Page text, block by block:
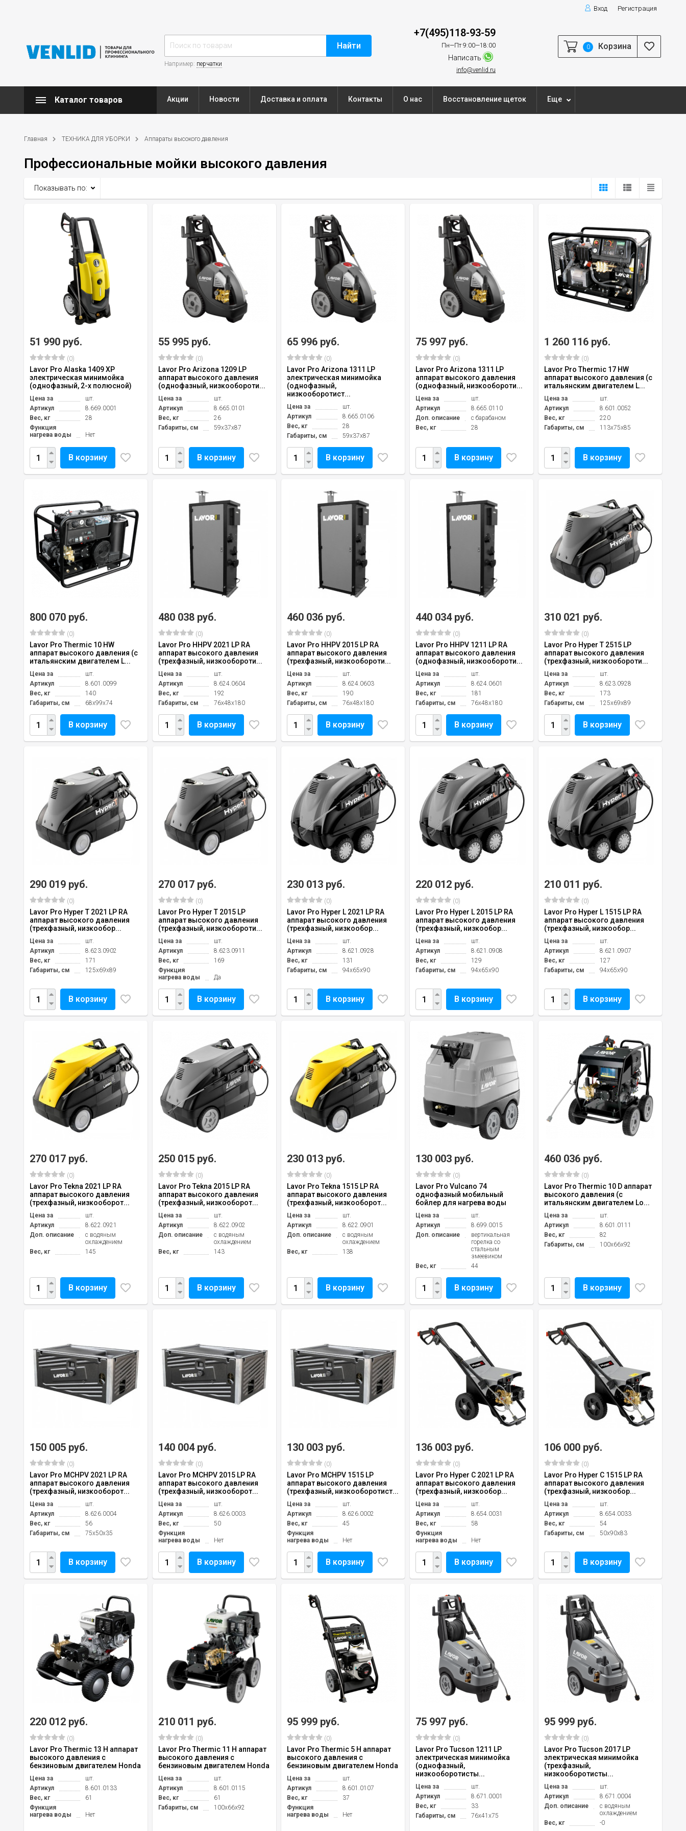
Вход Регистрация
Найти
Например: перчатки
+7(495)118-93-59
Пн—Пт 9:00—18:00
Написать
info@venlid.ru
0 Корзина
Каталог товаров Акции Новости Доставка и оплата Контакты О нас Восстановление щеток Еще
Главная ТЕХНИКА ДЛЯ УБОРКИ Аппараты высокого давления
Профессиональные мойки высокого давления
Показывать по:
51 990 руб.
(0)
Lavor Pro Alaska 1409 XP
электрическая минимойка
(однофазный, 2-х полюсной)
Цена за
шт.
Артикул
8.669.0001
Вес, кг
28
Функция
нагрева воды
Нет
В корзину
55 995 руб.
(0)
Lavor Pro Arizona 1209 LP
аппарат высокого давления
(однофазный, низкообороти...
Цена за
шт.
Артикул
8.665.0101
Вес, кг
26
Габариты, см
59x37x87
В корзину
65 996 руб.
(0)
Lavor Pro Arizona 1311 LP
электрическая минимойка
(однофазный,
низкооборотист...
Цена за
шт.
Артикул
8.665.0106
Вес, кг
28
Габариты, см
59x37x87
В корзину
75 997 руб.
(0)
Lavor Pro Arizona 1311 LP
аппарат высокого давления
(однофазный, низкообороти...
Цена за
шт.
Артикул
8.665.0110
Доп. описание
с барабаном
Вес, кг
28
В корзину
1 260 116 руб.
(0)
Lavor Pro Thermic 17 HW
аппарат высокого давления (с
итальянским двигателем L...
Цена за
шт.
Артикул
8.601.0052
Вес, кг
220
Габариты, см
113х75х85
В корзину
800 070 руб.
(0)
Lavor Pro Thermic 10 HW
аппарат высокого давления (с
итальянским двигателем L...
Цена за
шт.
Артикул
8.601.0099
Вес, кг
140
Габариты, см
68x99x74
В корзину
480 038 руб.
(0)
Lavor Pro HHPV 2021 LP RA
аппарат высокого давления
(трехфазный, низкообороти...
Цена за
шт.
Артикул
8.624.0604
Вес, кг
192
Габариты, см
76x48x180
В корзину
460 036 руб.
(0)
Lavor Pro HHPV 2015 LP RA
аппарат высокого давления
(трехфазный, низкообороти...
Цена за
шт.
Артикул
8.624.0603
Вес, кг
190
Габариты, см
76x48x180
В корзину
440 034 руб.
(0)
Lavor Pro HHPV 1211 LP RA
аппарат высокого давления
(однофазный, низкообороти...
Цена за
шт.
Артикул
8.624.0601
Вес, кг
181
Габариты, см
76x48x180
В корзину
310 021 руб.
(0)
Lavor Pro Hyper T 2515 LP
аппарат высокого давления
(трехфазный, низкообороти...
Цена за
шт.
Артикул
8.623.0928
Вес, кг
173
Габариты, см
125x69x89
В корзину
290 019 руб.
(0)
Lavor Pro Hyper T 2021 LP RA
аппарат высокого давления
(трехфазный, низкообор...
Цена за
шт.
Артикул
8.623.0902
Вес, кг
171
Габариты, см
125x69x89
В корзину
270 017 руб.
(0)
Lavor Pro Hyper T 2015 LP
аппарат высокого давления
(трехфазный, низкообороти...
Цена за
шт.
Артикул
8.623.0911
Вес, кг
169
Функция
нагрева воды
Да
В корзину
230 013 руб.
(0)
Lavor Pro Hyper L 2021 LP RA
аппарат высокого давления
(трехфазный, низкообор...
Цена за
шт.
Артикул
8.621.0928
Вес, кг
131
Габариты, см
94x65x90
В корзину
220 012 руб.
(0)
Lavor Pro Hyper L 2015 LP RA
аппарат высокого давления
(трехфазный, низкообор...
Цена за
шт.
Артикул
8.621.0908
Вес, кг
129
Габариты, см
94x65x90
В корзину
210 011 руб.
(0)
Lavor Pro Hyper L 1515 LP RA
аппарат высокого давления
(трехфазный, низкообор...
Цена за
шт.
Артикул
8.621.0907
Вес, кг
127
Габариты, см
94x65x90
В корзину
270 017 руб.
(0)
Lavor Pro Tekna 2021 LP RA
аппарат высокого давления
(трехфазный, низкооборот...
Цена за
шт.
Артикул
8.622.0921
Доп. описание
с водяным
охлаждением
Вес, кг
145
В корзину
250 015 руб.
(0)
Lavor Pro Tekna 2015 LP RA
аппарат высокого давления
(трехфазный, низкооборот...
Цена за
шт.
Артикул
8.622.0902
Доп. описание
с водяным
охлаждением
Вес, кг
143
В корзину
230 013 руб.
(0)
Lavor Pro Tekna 1515 LP RA
аппарат высокого давления
(трехфазный, низкооборот...
Цена за
шт.
Артикул
8.622.0901
Доп. описание
с водяным
охлаждением
Вес, кг
138
В корзину
130 003 руб.
(0)
Lavor Pro Vulcano 74
однофазный мобильный
бойлер для нагрева воды
Цена за
шт.
Артикул
8.699.0015
Доп. описание
вертикальная
горелка со
стальным
змеевиком
Вес, кг
44
В корзину
460 036 руб.
(0)
Lavor Pro Thermic 10 D аппарат
высокого давления (с
итальянским двигателем Lo...
Цена за
шт.
Артикул
8.601.0111
Вес, кг
82
Габариты, см
100х66х92
В корзину
150 005 руб.
(0)
Lavor Pro MCHPV 2021 LP RA
аппарат высокого давления
(трехфазный, низкооборот...
Цена за
шт.
Артикул
8.626.0004
Вес, кг
56
Габариты, см
75x50x35
В корзину
140 004 руб.
(0)
Lavor Pro MCHPV 2015 LP RA
аппарат высокого давления
(трехфазный, низкооборот...
Цена за
шт.
Артикул
8.626.0003
Вес, кг
50
Функция
нагрева воды
Нет
В корзину
130 003 руб.
(0)
Lavor Pro MCHPV 1515 LP
аппарат высокого давления
(трехфазный, низкооборотист...
Цена за
шт.
Артикул
8.626.0002
Вес, кг
45
Функция
нагрева воды
Нет
В корзину
136 003 руб.
(0)
Lavor Pro Hyper C 2021 LP RA
аппарат высокого давления
(трехфазный, низкообор...
Цена за
шт.
Артикул
8.654.0031
Вес, кг
58
Функция
нагрева воды
Нет
В корзину
106 000 руб.
(0)
Lavor Pro Hyper C 1515 LP RA
аппарат высокого давления
(трехфазный, низкообор...
Цена за
шт.
Артикул
8.654.0033
Вес, кг
54
Габариты, см
50x90x83
В корзину
220 012 руб.
(0)
Lavor Pro Thermic 13 H аппарат
высокого давления c
бензиновым двигателем Honda
Цена за
шт.
Артикул
8.601.0133
Вес, кг
61
Функция
нагрева воды
Нет
210 011 руб.
(0)
Lavor Pro Thermic 11 H аппарат
высокого давления с
бензиновым двигателем Honda
Цена за
шт.
Артикул
8.601.0115
Вес, кг
61
Габариты, см
100x66x92
95 999 руб.
(0)
Lavor Pro Thermic 5 H аппарат
высокого давления с
бензиновым двигателем Honda
Цена за
шт.
Артикул
8.601.0107
Вес, кг
37
Функция
нагрева воды
Нет
75 997 руб.
(0)
Lavor Pro Tucson 1211 LP
электрическая минимойка
(однофазный,
низкооборотисты...
Цена за
шт.
Артикул
8.671.0001
Вес, кг
33
Габариты, см
76x41x75
95 999 руб.
(0)
Lavor Pro Tucson 2017 LP
электрическая минимойка
(трехфазный,
низкооборотисты...
Цена за
шт.
Артикул
8.671.0004
Доп. описание
с водяным
охлаждением
Вес, кг
-0